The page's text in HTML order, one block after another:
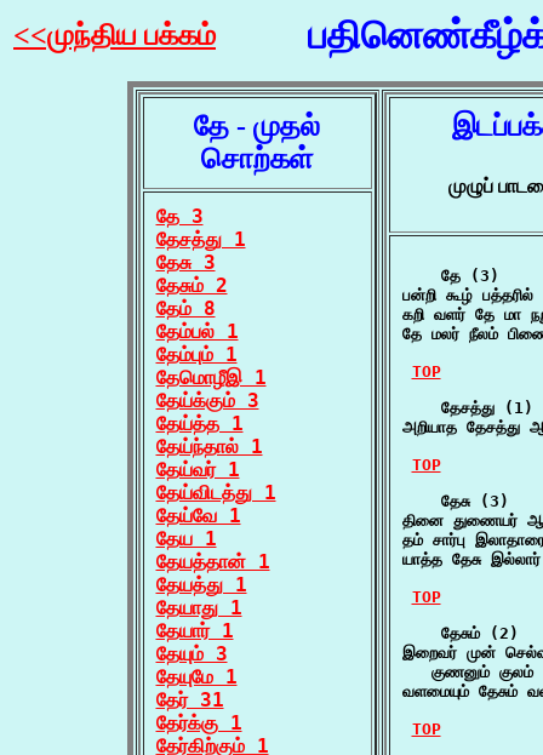
<<முந்திய பக்கம்
தே - முதல்
சொற்கள்
தே 3
தேசத்து 1
தேசு 3
தேசும் 2
தேம் 8
தேம்பல் 1
தேம்பும் 1
தேமொழீஇ 1
தேய்க்கும் 3
தேய்த்த 1
தேய்ந்தால் 1
தேய்வர் 1
தேய்விடத்து 1
தேய்வே 1
தேய 1
தேயத்தான் 1
தேயத்து 1
தேயாது 1
தேயார் 1
தேயும் 3
தேயுமே 1
தேர் 31
தேர்க்கு 1
தேர்கிற்கும் 1
முழுப்
    தே (3)
பன்றி கூழ்
கறி வளர் தே மா
தே மலர் நீலம்
TOP
    தேசத்து (1)
அறியாத தேசத்து
TOP
    தேசு (3)
தினை துணையர்
தம் சார்பு
யாத்த தேசு
TOP
    தேசும் (2)
இறைவர் முன்
குணனும் குலம்
வளமையும் தேசும்
TOP